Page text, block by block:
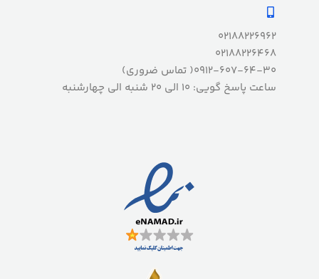
02188226962
02188226468
0912-607-64-30( تماس ضروری)
ساعت پاسخ گویی: 10 الی 20 شنبه الی چهارشنبه